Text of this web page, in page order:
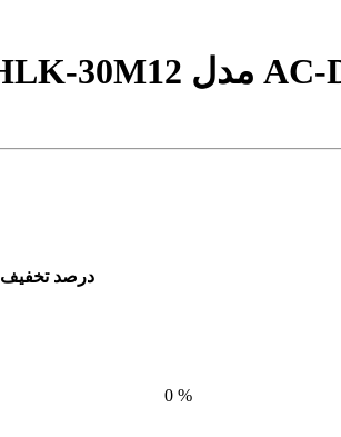
درصد تخفیف
%
0